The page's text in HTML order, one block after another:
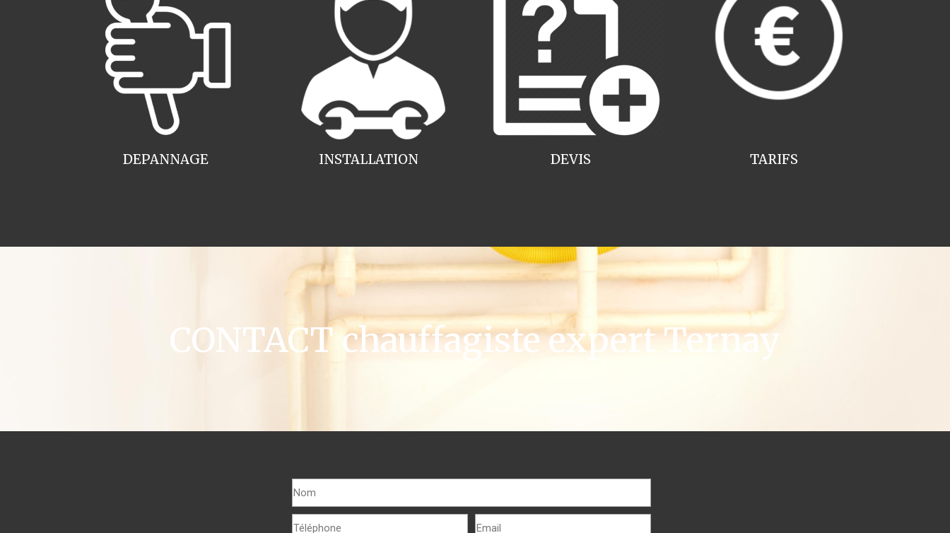
INSTALLATION
DEPANNAGE TARIFS
DEVIS
CONTACT chauffagiste expert Ternay